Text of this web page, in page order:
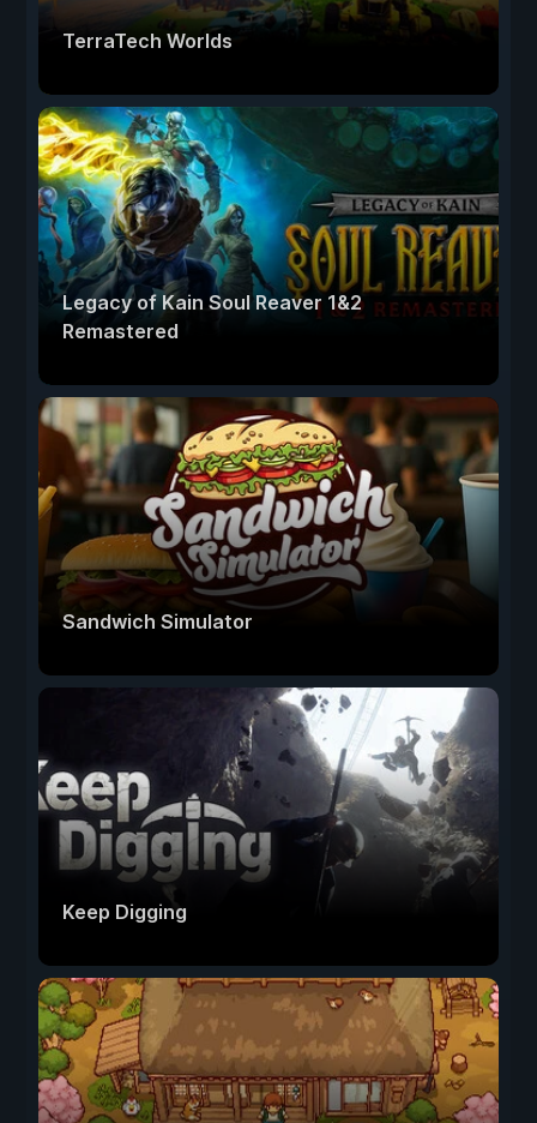
TerraTech Worlds
Legacy of Kain Soul Reaver 1&2
Remastered
Sandwich Simulator
Keep Digging